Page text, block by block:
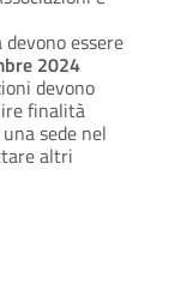
essere
2024
devono
finalità
sede nel
altri